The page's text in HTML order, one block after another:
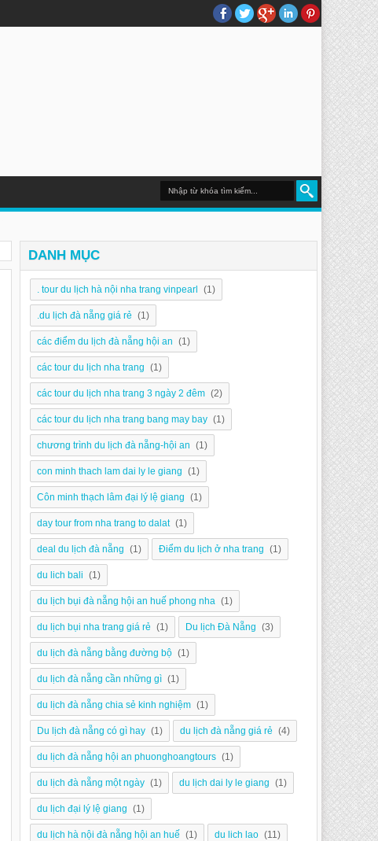
DANH MỤC
. tour du lịch hà nội nha trang vinpearl (1)
.du lịch đà nẵng giá rẻ (1)
các điểm du lịch đà nẵng hội an (1)
các tour du lịch nha trang (1)
các tour du lịch nha trang 3 ngày 2 đêm (2)
các tour du lịch nha trang bang may bay (1)
chương trình du lịch đà nẵng-hội an (1)
con minh thach lam dai ly le giang (1)
Côn minh thạch lâm đại lý lệ giang (1)
day tour from nha trang to dalat (1)
deal du lịch đà nẵng (1) Điểm du lịch ở nha trang (1)
du lich bali (1)
du lịch bụi đà nẵng hội an huế phong nha (1)
du lịch bụi nha trang giá rẻ (1) Du lịch Đà Nẵng (3)
du lịch đà nẵng bằng đường bộ (1)
du lịch đà nẵng cần những gì (1)
du lịch đà nẵng chia sẻ kinh nghiệm (1)
Du lịch đà nẵng có gì hay (1) du lịch đà nẵng giá rẻ (4)
du lịch đà nẵng hội an phuonghoangtours (1)
du lịch đà nẵng một ngày (1) du lịch dai ly le giang (1)
du lịch đại lý lệ giang (1)
du lịch hà nội đà nẵng hội an huế (1) du lich lao (11)